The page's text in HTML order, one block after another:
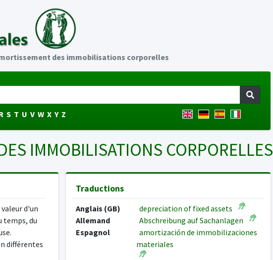
des immobilisations corporelles
S T U V W X Y Z
IMMOBILISATIONS CORPORELLES
d'un
temps, du
différentes
Traductions
Anglais (GB)
depreciation of fixed assets
Allemand
Abschreibung auf Sachanlagen
Espagnol
amortización de immobilizaciones
materiales